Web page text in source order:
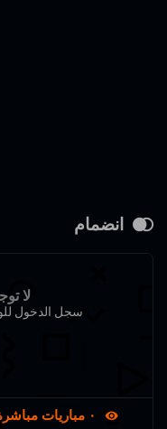
انضمام
لا
سجل الدخول
٠ مباريات مباشرة